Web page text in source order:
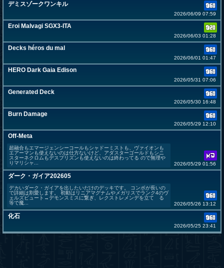
デミスゾークワンキル
2026/06/09 07:59
Eroi Malvagi SGX3-ITA
2026/06/03 01:28
Decks héros du mal
2026/06/01 01:47
HERO Dark Gaia Edison
2026/05/31 07:06
Generated Deck
2026/05/30 16:48
Burn Damage
2026/05/29 12:10
Off-Meta
超融合もエマージェンシーコールもシャドーミストも、ヴァイオンも
エアーマンも使えないのは仕方ないけど、アダスターゴールドもシニ
スターネクロムもデスプリズンも使えないのは終わってる ので無理や
りマリシャ...
2026/05/29 01:56
ダーク・ガイア202605
デカいダーク・ガイアを出したいだけのデッキです。 コンボが長いの
で詳細は割愛します。 初動はリニアマグナムやメガリスでランク4のヴ
ェルズビュート→デモンスミスに繋ぎ、レクストレメンデを立て る
等で魔...
2026/05/26 13:12
化石
2026/05/25 23:41